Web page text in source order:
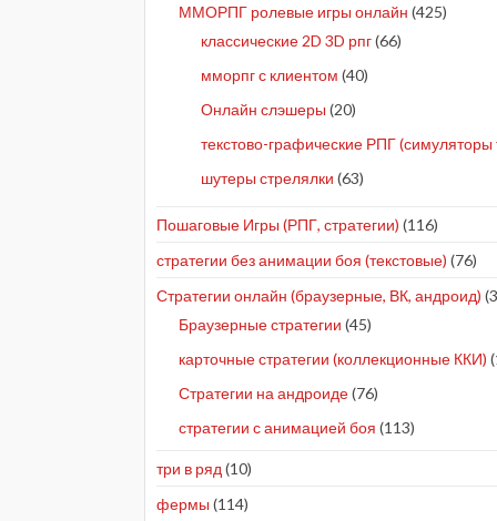
ММОРПГ ролевые игры онлайн (425)
классические 2D 3D рпг(66)
мморпг с клиентом (40)
Онлайн слэшеры (20)
текстово-графические РПГ
шутеры стрелялки (63)
Пошаговые Игры (РПГ, стратегии) (116)
стратегии без анимации боя (текстовые) (76)
Стратегии онлайн (браузерные, ВК, андроид)
Браузерные стратегии (45)
карточные стратегии (коллекционные ККИ)
Стратегии на андроиде(76)
стратегии с анимацией боя (113)
три в ряд (10)
фермы (114)